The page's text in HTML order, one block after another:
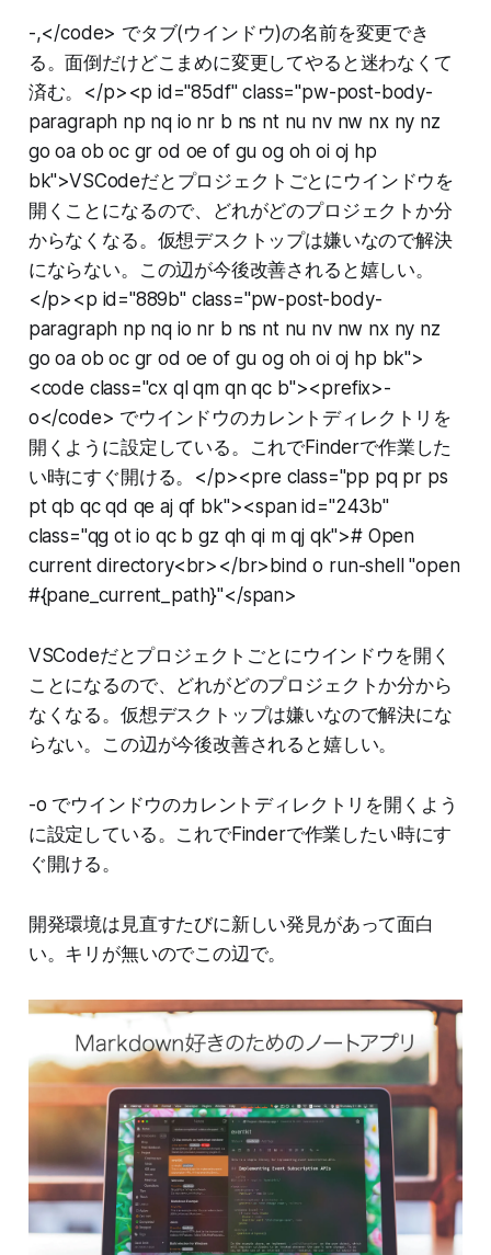
-,</code> でタブ(ウインドウ)の名前を変更でき
る。面倒だけどこまめに変更してやると迷わなくて
済む。</p><p id="85df" class="pw-post-body-
paragraph np nq io nr b ns nt nu nv nw nx ny nz
go oa ob oc gr od oe of gu og oh oi oj hp
bk">VSCodeだとプロジェクトごとにウインドウを
開くことになるので、どれがどのプロジェクトか分
からなくなる。仮想デスクトップは嫌いなので解決
にならない。この辺が今後改善されると嬉しい。
</p><p id="889b" class="pw-post-body-
paragraph np nq io nr b ns nt nu nv nw nx ny nz
go oa ob oc gr od oe of gu og oh oi oj hp bk">
<code class="cx ql qm qn qc b"><prefix>-
o</code> でウインドウのカレントディレクトリを
開くように設定している。これでFinderで作業した
い時にすぐ開ける。</p><pre class="pp pq pr ps
pt qb qc qd qe aj qf bk"><span id="243b"
class="qg ot io qc b gz qh qi m qj qk"># Open
current directory<br></br>bind o run-shell "open
#{pane_current_path}"</span>
VSCodeだとプロジェクトごとにウインドウを開く
ことになるので、どれがどのプロジェクトか分から
なくなる。仮想デスクトップは嫌いなので解決にな
らない。この辺が今後改善されると嬉しい。
-o でウインドウのカレントディレクトリを開くよう
に設定している。これでFinderで作業したい時にす
ぐ開ける。
開発環境は見直すたびに新しい発見があって面白
い。キリが無いのでこの辺で。